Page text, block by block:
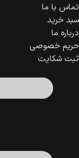
تماس با ما
سبد خرید
درباره ما
حریم خصوصی
ثبت شکایت